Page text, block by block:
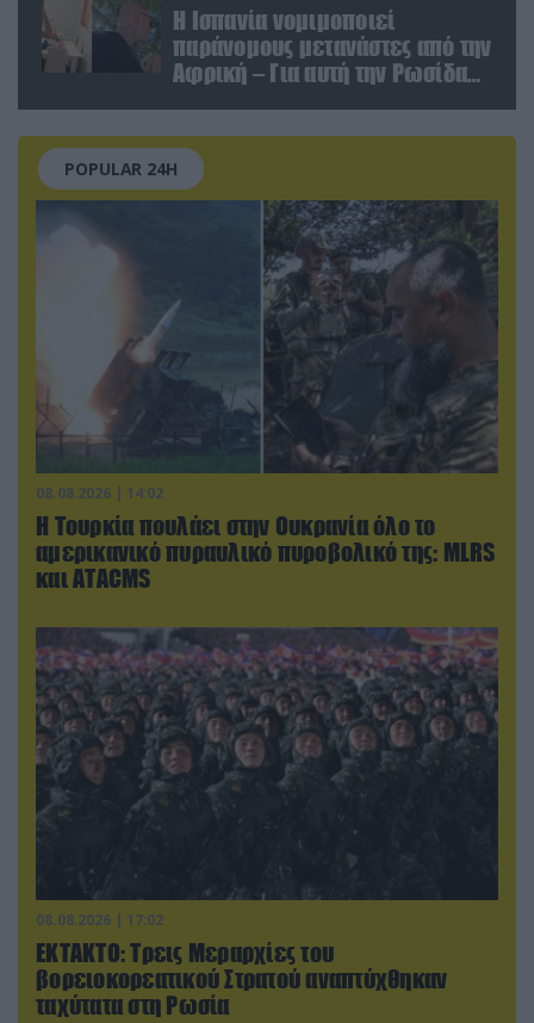
Η Ισπανία νομιμοποιεί
παράνομους μετανάστες από την
Αφρική – Για αυτή την Ρωσίδα
POPULAR 24H
08.08.2026 | 14:02
Η Τουρκία πουλάει στην Ουκρανία όλο το
αμερικανικό πυραυλικό πυροβολικό της: MLRS
και ΑΤΑCMS
08.08.2026 | 17:02
ΕΚΤΑΚΤΟ: Τρεις Μεραρχίες του
βορειοκορεατικού Στρατού αναπτύχθηκαν
ταχύτατα στη Ρωσία